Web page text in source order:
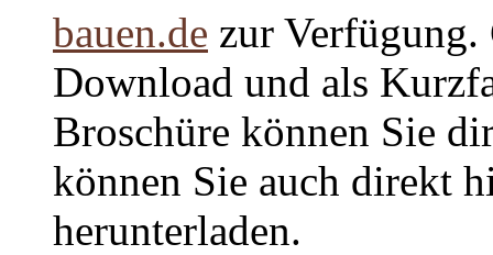
bauen.de zur Verfügung.
Download und als
Broschüre können Sie
können Sie auch direkt
herunterladen.